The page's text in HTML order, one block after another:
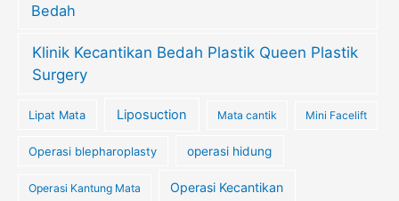
Bedah
Klinik Kecantikan Bedah Plastik Queen Plastik
Surgery
Lipat Mata Liposuction Mata cantik Mini Facelift
Operasi blepharoplasty operasi hidung
Operasi Kantung Mata Operasi Kecantikan